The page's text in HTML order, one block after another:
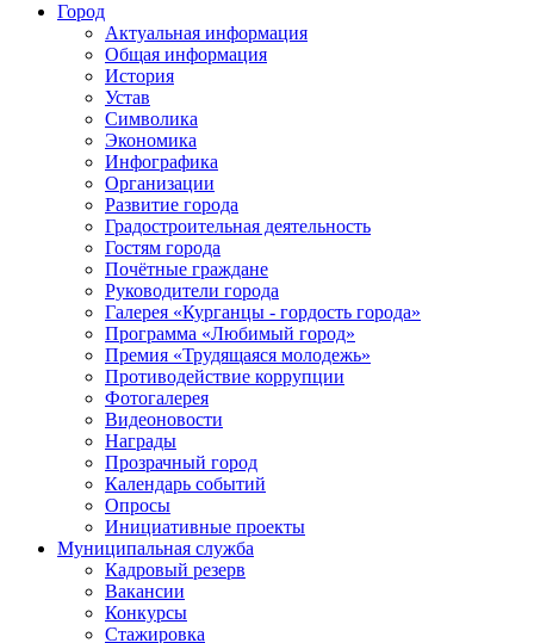
Город
Актуальная информация
Общая информация
История
Устав
Символика
Экономика
Инфографика
Организации
Развитие города
Градостроительная деятельность
Гостям города
Почётные граждане
Руководители города
Галерея «Курганцы - гордость города»
Программа «Любимый город»
Премия «Трудящаяся молодежь»
Противодействие коррупции
Фотогалерея
Видеоновости
Награды
Прозрачный город
Календарь событий
Опросы
Инициативные проекты
Муниципальная служба
Кадровый резерв
Вакансии
Конкурсы
Стажировка